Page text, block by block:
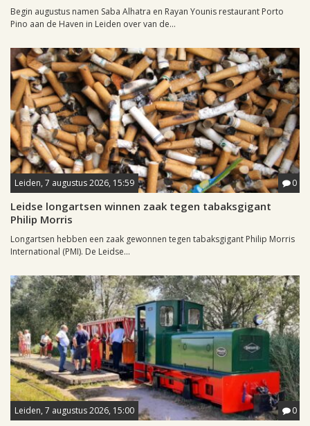
Begin augustus namen Saba Alhatra en Rayan Younis restaurant Porto
Pino aan de Haven in Leiden over van de...
Leiden, 7 augustus 2026, 15:59 0
Leidse longartsen winnen zaak tegen tabaksgigant
Philip Morris
Longartsen hebben een zaak gewonnen tegen tabaksgigant Philip Morris
International (PMI). De Leidse...
Leiden, 7 augustus 2026, 15:00 0